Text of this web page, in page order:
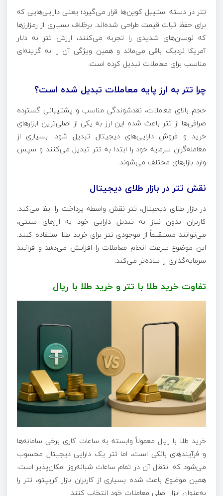
تتر در دسته استیبل کوین‌ها قرار می‌گیرد؛ یعنی دارایی‌هایی که
برای حفظ ثبات قیمت طراحی شده‌اند. برخلاف بسیاری از رمزارزها
که نوسان‌های شدیدی را تجربه می‌کنند، ارزش تتر به دلار
آمریکا نزدیک باقی می‌ماند و همین ویژگی آن را به گزینه‌ای
مناسب برای معاملات تبدیل کرده است.
چرا تتر به ارز پایه معاملات تبدیل شده است؟
حجم بالای معاملات، نقدشوندگی مناسب و پشتیبانی گسترده
صرافی‌ها از تتر باعث شده این ارز به یکی از اصلی‌ترین ابزارهای
خرید و فروش دارایی‌های دیجیتال تبدیل شود. بسیاری از
معامله‌گران سرمایه خود را ابتدا به تتر تبدیل می‌کنند و سپس
وارد بازارهای مختلف می‌شوند.
نقش تتر در بازار طلای دیجیتال
در بازار طلای دیجیتال، تتر نقش واسطه پرداخت را ایفا می‌کند.
کاربران بدون نیاز به تبدیل دارایی خود به ارزهای سنتی،
می‌توانند مستقیماً از موجودی تتر برای خرید طلا استفاده کنند.
این موضوع سرعت انجام معاملات را افزایش می‌دهد و فرآیند
سرمایه‌گذاری را ساده‌تر می‌کند.
تفاوت خرید طلا با تتر و خرید طلا با ریال
خرید طلا با ریال معمولاً وابسته به ساعات کاری برخی سامانه‌ها
و فرآیندهای بانکی است، اما تتر یک دارایی دیجیتال محسوب
می‌شود که انتقال آن در تمام ساعات شبانه‌روز امکان‌پذیر است.
همین موضوع باعث شده بسیاری از کاربران بازار کریپتو، تتر را
به‌عنوان ابزار اصلی معاملات خود انتخاب کنند.